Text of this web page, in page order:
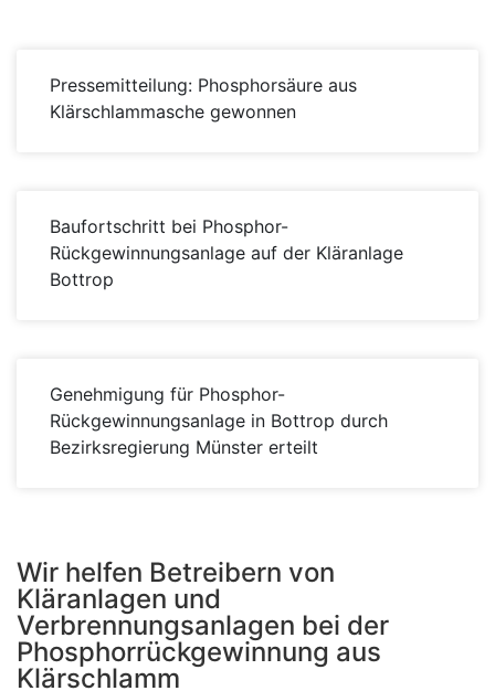
Pressemitteilung: Phosphorsäure aus
Klärschlammasche gewonnen
Baufortschritt bei Phosphor-
Rückgewinnungsanlage auf der Kläranlage
Bottrop
Genehmigung für Phosphor-
Rückgewinnungsanlage in Bottrop durch
Bezirksregierung Münster erteilt
Wir helfen Betreibern von
Kläranlagen und
Verbrennungsanlagen bei der
Phosphorrückgewinnung aus
Klärschlamm